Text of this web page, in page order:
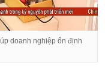
doanh nghiệp ổn định